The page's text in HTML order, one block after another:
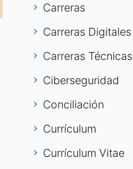
Carreras
Carreras Digitales
Carreras Técnicas
Ciberseguridad
Conciliación
Currículum
Currículum Vitae